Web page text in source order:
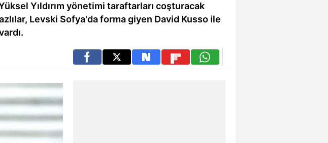
Yıldırım yönetimi taraftarları coşturacak
Levski Sofya'da forma giyen David Kusso ile